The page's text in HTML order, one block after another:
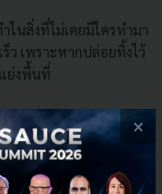
ในสิ่งที่ไม่เคยมีใครทำมา
ว เพราะหากปล่อยทิ้งไว้
ย่งพื้นที่
ไม่เหมือนกับการสร้าง
ษณ์ คือเรานึกถึงคู่แข่ง
เรา Uniqueness จะ
คิด "Don’t compete to
×